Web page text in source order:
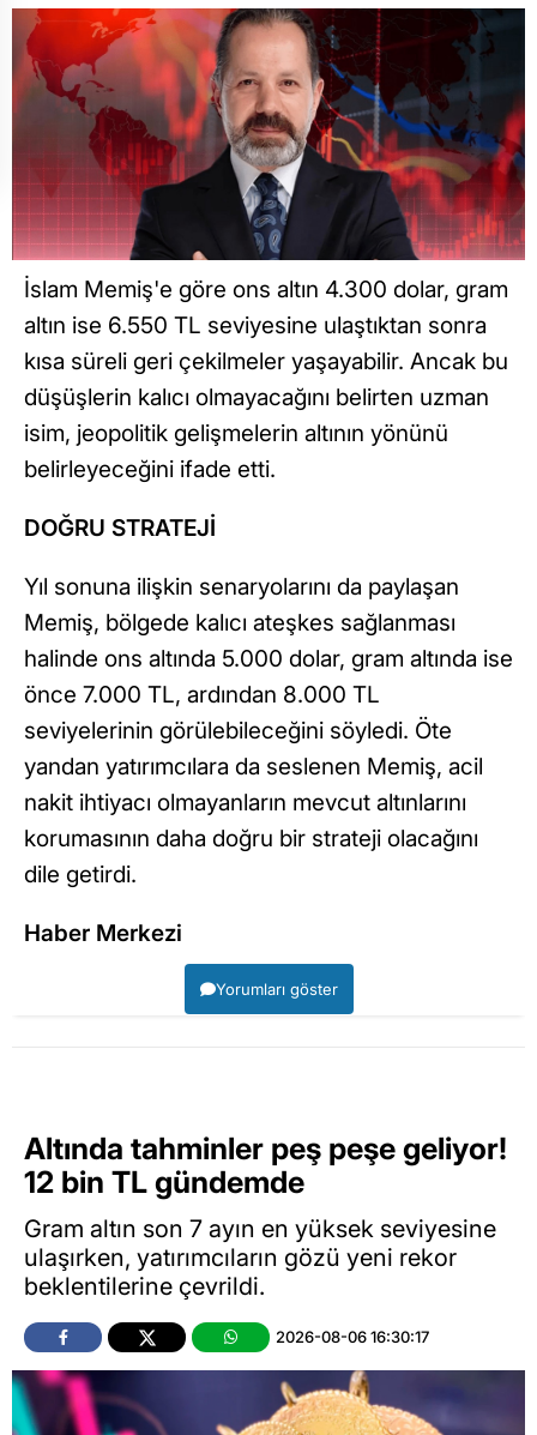
İslam Memiş'e göre ons altın 4.300 dolar, gram
altın ise 6.550 TL seviyesine ulaştıktan sonra
kısa süreli geri çekilmeler yaşayabilir. Ancak bu
düşüşlerin kalıcı olmayacağını belirten uzman
isim, jeopolitik gelişmelerin altının yönünü
belirleyeceğini ifade etti.
DOĞRU STRATEJİ
Yıl sonuna ilişkin senaryolarını da paylaşan
Memiş, bölgede kalıcı ateşkes sağlanması
halinde ons altında 5.000 dolar, gram altında ise
önce 7.000 TL, ardından 8.000 TL
seviyelerinin görülebileceğini söyledi. Öte
yandan yatırımcılara da seslenen Memiş, acil
nakit ihtiyacı olmayanların mevcut altınlarını
korumasının daha doğru bir strateji olacağını
dile getirdi.
Haber Merkezi
Yorumları göster
Altında tahminler peş peşe geliyor!
12 bin TL gündemde
Gram altın son 7 ayın en yüksek seviyesine
ulaşırken, yatırımcıların gözü yeni rekor
beklentilerine çevrildi.
2026-08-06 16:30:17